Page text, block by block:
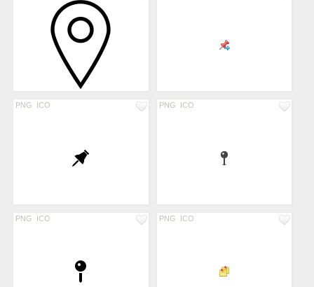
PNG ICO PNG ICO
PNG ICO PNG ICO